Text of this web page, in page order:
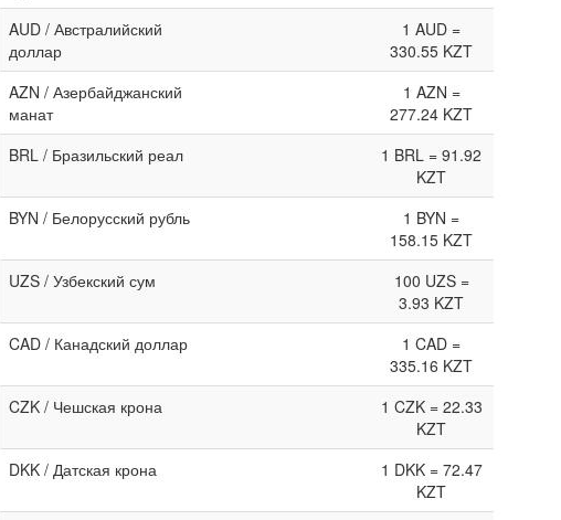
AUD / Австралийский
доллар
1 AUD =
330.55 KZT
AZN / Азербайджанский
манат
1 AZN =
277.24 KZT
BRL / Бразильский реал
1 BRL = 91.92
KZT
BYN / Белорусский рубль
1 BYN =
158.15 KZT
UZS / Узбекский сум
100 UZS =
3.93 KZT
CAD / Канадский доллар
1 CAD =
335.16 KZT
CZK / Чешская крона
1 CZK = 22.33
KZT
DKK / Датская крона
1 DKK = 72.47
KZT